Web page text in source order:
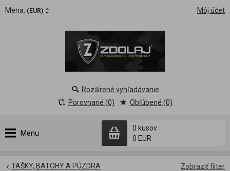
Mena: (EUR) Môj účet
Menu
0 kusov
0 EUR
Rozšírené vyhľadávanie
Porovnané (0)
Obľúbené (0)
Zobraziť filter
TAŠKY, BATOHY A PÚZDRA